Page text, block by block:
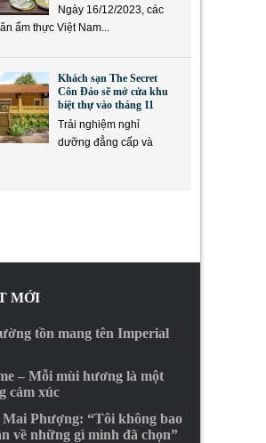
Ngày 16/12/2023, các
ẩm thực Việt Nam...
Khách sạn The Secret
Côn Đảo sẽ mở cửa khu
biệt thự vào tháng 11
Trải nghiệm nghỉ
dưỡng đẳng cấp và
MỚI
tồn mang tên Imperial
– Mỗi mùi hương là một
cảm xúc
Mai Phượng: “Tôi không bao
về những gì mình đã chọn”